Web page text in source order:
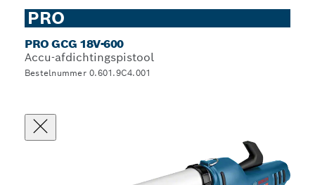
PRO
PRO GCG 18V-600
Accu-afdichtingspistool
Bestelnummer 0.601.9C4.001